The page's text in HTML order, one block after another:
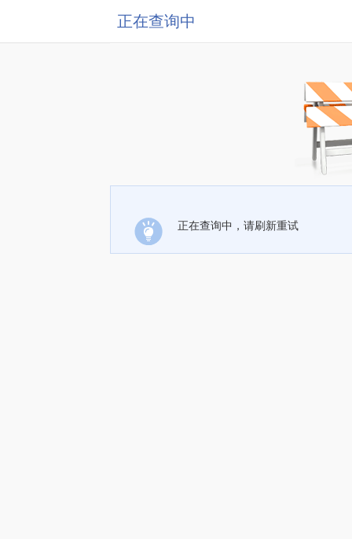
正在查询中
正在查询中，请刷新重试